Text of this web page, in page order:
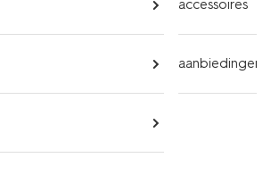
accessoires
aanbiedingen